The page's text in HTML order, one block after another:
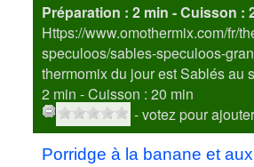
Préparation : 2 min - Cuisson :
Https://www.omothermix.com/fr/
speculoos/sables-speculoos-
thermomix du jour est Sablés au
2 min - Cuisson : 20 min
- votez pour
Porridge à la banane et